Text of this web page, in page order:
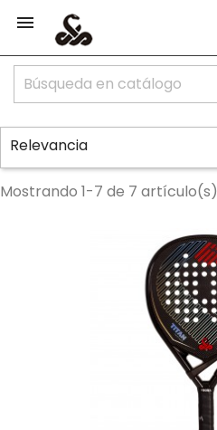

Relevancia
Mostrando 1-7 de 7 artículo(s)